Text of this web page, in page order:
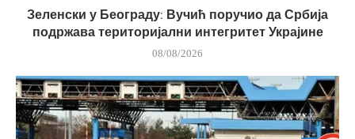
Зеленски у Београду: Вучић поручио да Србија
подржава територијални интегритет Украјине
08/08/2026